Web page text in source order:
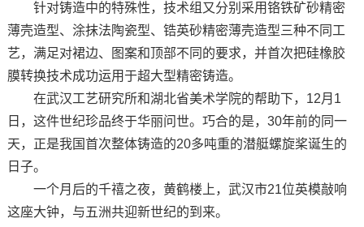
针对铸造中的特殊性，技术组又分别采用铬铁矿砂精密
薄壳造型、涂抹法陶瓷型、锆英砂精密薄壳造型三种不同工
艺，满足对裙边、图案和顶部不同的要求，并首次把硅橡胶
膜转换技术成功运用于超大型精密铸造。
在武汉工艺研究所和湖北省美术学院的帮助下，12月1
日，这件世纪珍品终于华丽问世。巧合的是，30年前的同一
天，正是我国首次整体铸造的20多吨重的潜艇螺旋桨诞生的
日子。
一个月后的千禧之夜，黄鹤楼上，武汉市21位英模敲响
这座大钟，与五洲共迎新世纪的到来。